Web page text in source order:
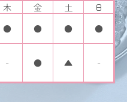
木 金 土
日
● ● ●
●
- ● ▲ -